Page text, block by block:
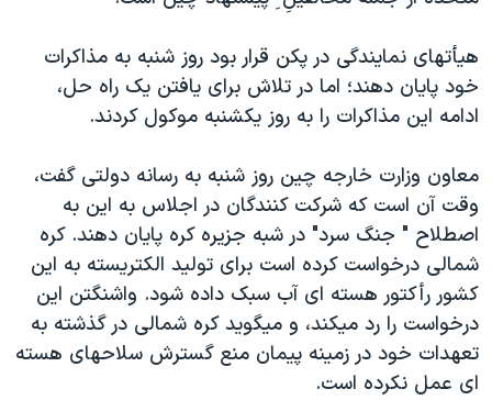
حقوق شهروندی
اقتصادی
اسرائیل در جنگ
گالری عکس
آرشیو پخش زنده
انتخابات ریاست جمهوری آمریکا ۲۰۲۴
حمله جمهوری اسلامی به اسرائیل
ورزش زنان در ایران
اعتراضات زن، زندگی، آزادی
مجموعه مستندهای دادخواهی
تریبونال مردمی آبان ۹۸
دادگاه حمید نوری
چهل سال گروگان‌گیری
زبانهای مختلف
هيأتهای نمايندگی در پکن قرار بود روز شنبه به مذاکرات
خود پايان دهند؛ اما در تلاش برای يافتن يک راه حل،
ادامه اين مذاکرات را به روز يکشنبه موکول کردند.
معاون وزارت خارجه چين روز شنبه به رسانه دولتی گفت،
وقت آن است که شرکت کنندگان در اجلاس به اين به
اصطلاح " جنگ سرد" در شبه جزيره کره پايان دهند. کره
شمالی درخواست کرده است برای توليد الکتريسته به اين
کشور رأکتور هسته ای آب سبک داده شود. واشنگتن اين
درخواست را رد ميکند، و ميگويد کره شمالی در گذشته به
تعهدات خود در زمينه پيمان منع گسترش سلاحهای هسته
ای عمل نکرده است.